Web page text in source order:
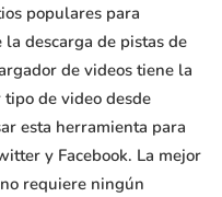
populares para
descarga de pistas de
de videos tiene la
de video desde
esta herramienta para
y Facebook. La mejor
requiere ningún